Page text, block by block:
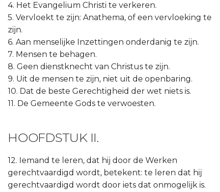
4. Het Evangelium Christi te verkeren.
5. Vervloekt te zijn: Anathema, of een vervloeking te
zijn.
6. Aan menselijke Inzettingen onderdanig te zijn.
7. Mensen te behagen.
8. Geen dienstknecht van Christus te zijn.
9. Uit de mensen te zijn, niet uit de openbaring.
10. Dat de beste Gerechtigheid der wet niets is.
11. De Gemeente Gods te verwoesten.
HOOFDSTUK II.
12. Iemand te leren, dat hij door de Werken
gerechtvaardigd wordt, betekent: te leren dat hij
gerechtvaardigd wordt door iets dat onmogelijk is.